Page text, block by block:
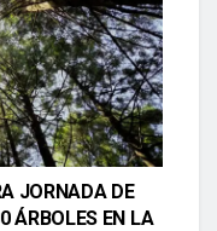
JORNADA DE
ÁRBOLES EN LA